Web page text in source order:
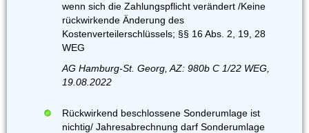
wenn sich die Zahlungspflicht verändert /Keine
rückwirkende Änderung des
Kostenverteilerschlüssels; §§ 16 Abs. 2, 19, 28
WEG
AG Hamburg-St. Georg, AZ: 980b C 1/22 WEG,
19.08.2022
Rückwirkend beschlossene Sonderumlage ist
nichtig/ Jahresabrechnung darf Sonderumlage